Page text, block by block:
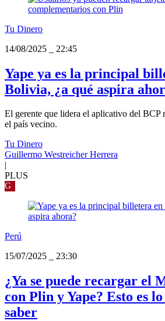
Tu Dinero
14/08/2025
22:45
Yape ya es la principal
Bolivia, ¿a qué aspira
El gerente que lidera el aplicativo del BCP
el país vecino.
Tu Dinero
Guillermo Westreicher Herrera
|
PLUS
G
Perú
15/07/2025
23:30
¿Ya se puede recargar el
con Plin y Yape? Esto es lo
saber